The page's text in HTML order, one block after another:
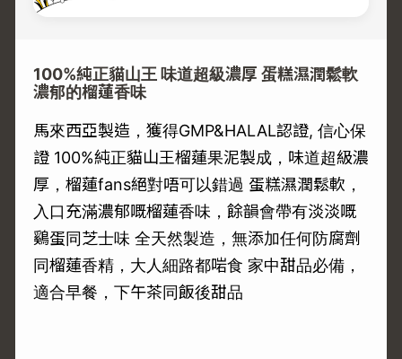
100%純正貓山王 味道超級濃厚 蛋糕濕潤鬆軟
濃郁的榴蓮香味
馬來西亞製造，獲得GMP&HALAL認證, 信心保
證 100%純正貓山王榴蓮果泥製成，味道超級濃
厚，榴蓮fans絕對唔可以錯過 蛋糕濕潤鬆軟，
入口充滿濃郁嘅榴蓮香味，餘韻會帶有淡淡嘅
鷄蛋同芝士味 全天然製造，無添加任何防腐劑
同榴蓮香精，大人細路都啱食 家中甜品必備，
適合早餐，下午茶同飯後甜品